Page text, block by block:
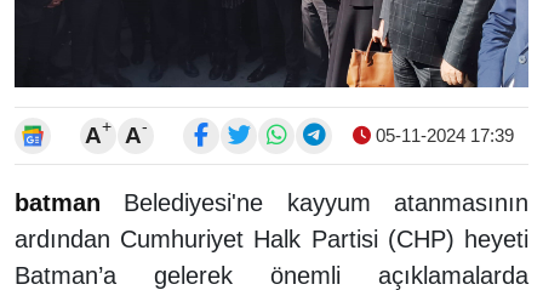
A+ A- 05-11-2024 17:39
batman Belediyesi'ne kayyum atanmasının
ardından Cumhuriyet Halk Partisi (CHP) heyeti
Batman’a gelerek önemli açıklamalarda